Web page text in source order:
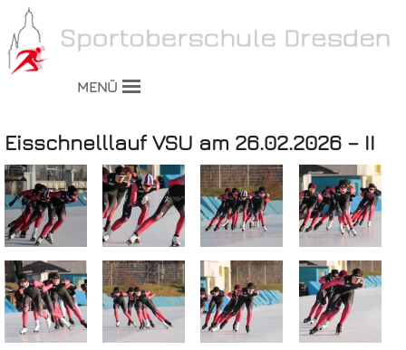
MENÜ
Eisschnelllauf VSU am 26.02.2026 – II